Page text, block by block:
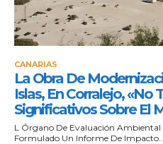
CANARIAS
La Obra De
Islas, En Corralejo, «no
Significativos Sobre El
L Órgano De Evaluación
Formulado Un Informe De Impacto...